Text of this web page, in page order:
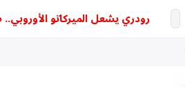
رودري يشعل الميركاتو الأوروبي..